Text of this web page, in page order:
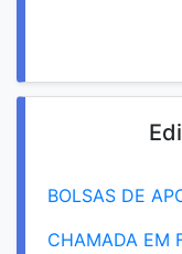
BOLSAS DE
CHAMADA EM